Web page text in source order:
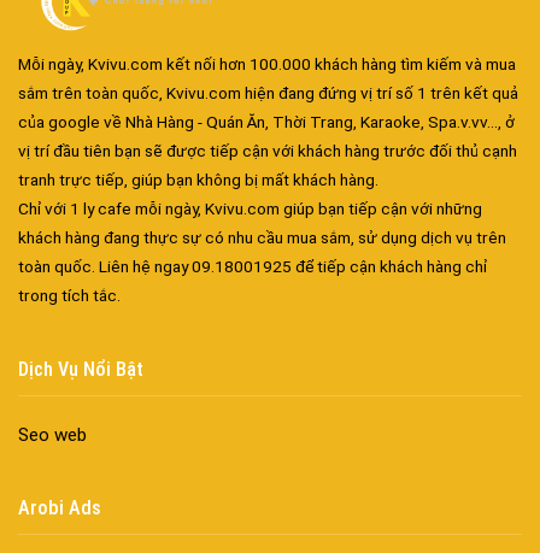
Mỗi ngày, Kvivu.com kết nối hơn 100.000 khách hàng tìm kiếm và mua
sắm trên toàn quốc, Kvivu.com hiện đang đứng vị trí số 1 trên kết quả
của google về Nhà Hàng - Quán Ăn, Thời Trang, Karaoke, Spa.v.vv..., ở
vị trí đầu tiên bạn sẽ được tiếp cận với khách hàng trước đối thủ cạnh
tranh trực tiếp, giúp bạn không bị mất khách hàng.
Chỉ với 1 ly cafe mỗi ngày, Kvivu.com giúp bạn tiếp cận với những
khách hàng đang thực sự có nhu cầu mua sắm, sử dụng dịch vụ trên
toàn quốc. Liên hệ ngay 09.18001925 để tiếp cận khách hàng chỉ
trong tích tắc.
Dịch Vụ Nổi Bật
Seo web
Arobi Ads
Đa dạng màu sắc cửa nhôm – Tối ưu màu sắc Kiến Trúc
Cửa nhôm chống gió mưa – Hiên ngang giữa thời tiết khắc
Cửa nhôm cách âm – Sự yên bình trong nhịp sống hiện đại
Cửa sổ trượt đứng – Điểm nhấn sáng tạo trong kiến trúc